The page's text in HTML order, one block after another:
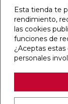
Esta tienda te
rendimiento,
las cookies
funciones de
¿Aceptas
personales